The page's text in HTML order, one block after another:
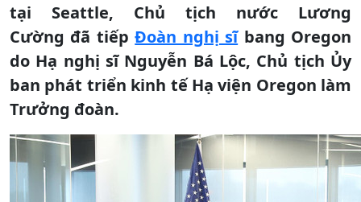
tại Seattle, Chủ tịch nước Lương
Cường đã tiếpĐoàn nghị sĩbang Oregon
do Hạ nghị sĩ Nguyễn Bá Lộc, Chủ tịch Ủy
ban phát triển kinh tế Hạ viện Oregon làm
Trưởng đoàn.